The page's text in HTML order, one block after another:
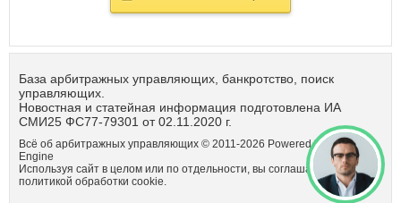
База арбитражных управляющих, банкротство, поиск
управляющих.
Новостная и статейная информация подготовлена ИА
СМИ25 ФС77-79301 от 02.11.2020 г.
Всё об арбитражных управляющих © 2011-2026 Powered by DataLife
Engine
Используя сайт в целом или по отдельности, вы соглашаетсь с
политикой обработки cookie.